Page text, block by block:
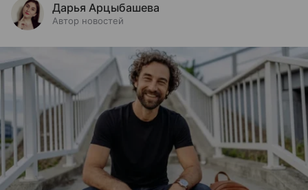
Дарья Арцыбашева
Автор новостей